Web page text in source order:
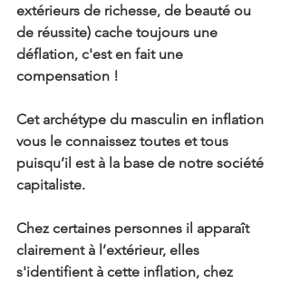
extérieurs de richesse, de beauté ou
de réussite) cache toujours une
déflation, c'est en fait une
compensation !
Cet archétype du masculin en inflation
vous le connaissez toutes et tous
puisqu’il est à la base de notre société
capitaliste.
Chez certaines personnes il apparaît
clairement à l’extérieur, elles
s'identifient à cette inflation, chez